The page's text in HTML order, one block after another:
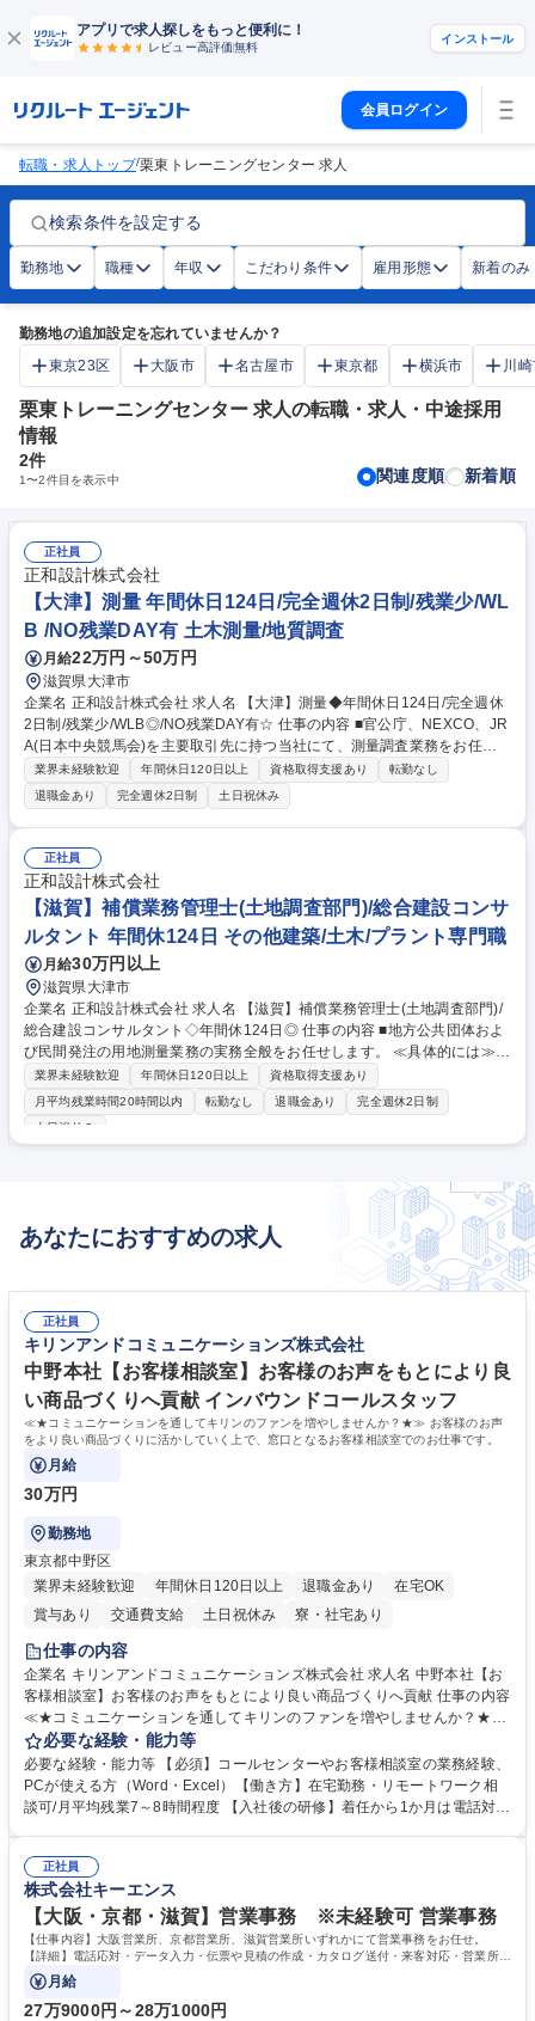
アプリで求人探しをもっと便利に！
レビュー高評価無料
インストール
会員ログイン
転職・求人トップ/栗東トレーニングセンター 求人
検索条件を設定する
勤務地 職種 年収 こだわり条件 雇用形態 新着のみ
勤務地の追加設定を忘れていませんか？
東京23区
大阪市 名古屋市 東京都 横浜市 川
栗東トレーニングセンター 求人の転職・求人・中途採用
情報
2件
1〜2件目を表示中 関連度順 新着順
正社員
正和設計株式会社
【大津】測量 年間休日124日/完全週休2日制/残業少/WL
B /NO残業DAY有 土木測量/地質調査
月給22万円～50万円
滋賀県大津市
企業名 正和設計株式会社 求人名 【大津】測量◆年間休日124日/完全週休
2日制/残業少/WLB◎/NO残業DAY有☆ 仕事の内容 ■官公庁、NEXCO、JR
A(日本中央競馬会)を主要取引先に持つ当社にて、測量調査業務をお任せ
します。基本的な測量をベースに、3次元測量等もお任せします。詳細は
下記をご参照ください。 ≪具体的には≫ ◆基準点・地形・路線・用地測
量 ◆地上レーザスキャナを用いた3次元測量・計測 ◆UAV(Unmanned ae
rial vehicle : 無人航空機)による空中写真撮影・3次元測量 等 上記業務をお
任せします。 募集職種 【大津】測量◆年間休日124日/完全週休2日制/残
業少/WLB◎/NO残業DAY有☆
業界未経験歓迎 年間休日120日以上 資格取得支援あり
転勤なし
退職金あり
完全週休2日制 土日祝休み
正社員
正和設計株式会社
【滋賀】補償業務管理士(土地調査部門)/総合建設コンサ
ルタント 年間休124日 その他建築/土木/プラント専門職
月給30万円以上
滋賀県大津市
企業名 正和設計株式会社 求人名 【滋賀】補償業務管理士(土地調査部門)/
総合建設コンサルタント◇年間休124日◎ 仕事の内容 ■地方公共団体およ
び民間発注の用地測量業務の実務全般をお任せします。 ≪具体的には≫弊
社が受注する用地測量業務の主任(管理)技術者となり、業務全体を統括
し、発注者との打合せ、関係者との連絡調整・担当技術者へ指示及び工程
管理・品質管理を行っていただきます。 募集職種 【滋賀】補償業務管理
業界未経験歓迎 年間休日120日以上
資格取得支援あり
月平均残業時間20時間以内
転勤なし 退職金あり
完全週休2日制
土日祝休み
あなたにおすすめの求人
正社員
キリンアンドコミュニケーションズ株式会社
中野本社【お客様相談室】お客様のお声をもとにより良
い商品づくりへ貢献 インバウンドコールスタッフ
≪★コミュニケーションを通してキリンのファンを増やしませんか？★≫ お客様のお声
をより良い商品づくりに活かしていく上で、窓口となるお客様相談室でのお仕事です。
月給
30万円
勤務地
東京都中野区
業界未経験歓迎
年間休日120日以上 退職金あり
在宅OK
賞与あり
交通費支給 土日祝休み 寮・社宅あり
仕事の内容
企業名 キリンアンドコミュニケーションズ株式会社 求人名 中野本社【お
客様相談室】お客様のお声をもとにより良い商品づくりへ貢献 仕事の内容
≪★コミュニケーションを通してキリンのファンを増やしませんか？★≫
お客様のお声をより良い商品づくりに活かしていく上で、窓口となるお客
様相談室でのお仕事です。 日々お客様からいただくキリングループへのご
意見を、企業活動に活かしています。お客様からの声に迅速かつ誠意をも
って対応、情報提供するとともにグループ内活動に反映しています。 【具
平均100件前後■メール・手紙：同上40件前後 募集職種 中野本社【お客様
相談室】お客様のお声をもとにより良い商品づくりへ貢献
必要な経験・能力等
必要な経験・能力等 【必須】コールセンターやお客様相談室の業務経験、
PCが使える方（Word・Excel）【働き方】在宅勤務・リモートワーク相
談可/月平均残業7～8時間程度 【入社後の研修】着任から1か月は電話対応
すのでご安心ください。 【当社について】キリングループの広報機能を担
う会社として、お客様との出会いを大切にし、磨き上げたホスピタリティ
を込めてコミュニケーションをとりながら広報関連業務を行っておりま
す。 学歴・資格 学歴：大学院 大学 高専 短大 専修学校 高校 語学力： 資
格：
正社員
株式会社キーエンス
【大阪・京都・滋賀】営業事務 ※未経験可 営業事務
【仕事内容】大阪営業所、京都営業所、滋賀営業所いずれかにて営業事務をお任せ。
【詳細】電話応対・データ入力・伝票や見積の作成・カタログ送付・来客対応・営業所内
で発生する事務業務や業務改善をお任せ。
月給
27万9000円～28万1000円